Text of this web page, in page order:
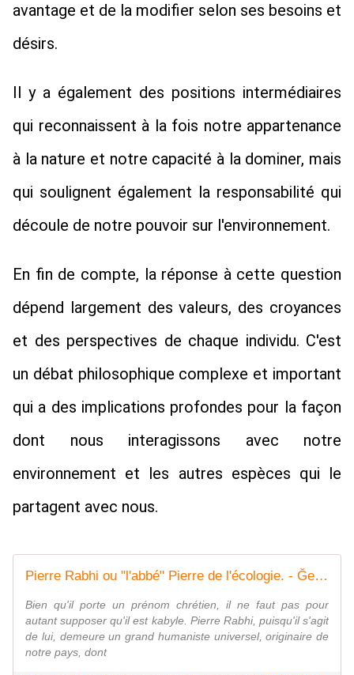
avantage et de la modifier selon ses besoins et
désirs.
Il y a également des positions intermédiaires
qui reconnaissent à la fois notre appartenance
à la nature et notre capacité à la dominer, mais
qui soulignent également la responsabilité qui
découle de notre pouvoir sur l'environnement.
En fin de compte, la réponse à cette question
dépend largement des valeurs, des croyances
et des perspectives de chaque individu. C'est
un débat philosophique complexe et important
qui a des implications profondes pour la façon
dont nous interagissons avec notre
environnement et les autres espèces qui le
partagent avec nous.
Pierre Rabhi ou "l'abbé" Pierre de l'écologie. - Ǧeṛǧeṛ
Bien qu'il porte un prénom chrétien, il ne faut pas pour
autant supposer qu'il est kabyle. Pierre Rabhi, puisqu'il s'agit
de lui, demeure un grand humaniste universel, originaire de
notre pays, dont